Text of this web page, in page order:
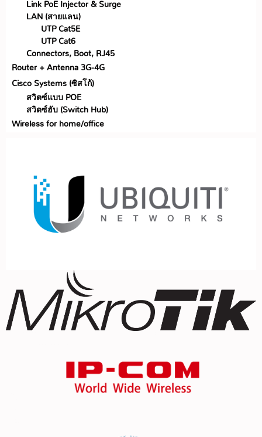
Link PoE Injector & Surge
LAN (สายแลน)
UTP Cat5E
UTP Cat6
Connectors, Boot, RJ45
Router + Antenna 3G-4G
Cisco Systems (ซิสโก้)
สวิตซ์แบบ POE
สวิตซ์ฮับ (Switch Hub)
Wireless for home/office